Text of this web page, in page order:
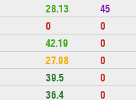
28.13 45
0 0
42.19 0
27.98 0
39.5 0
36.4 0